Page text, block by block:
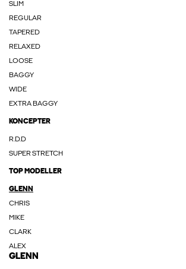
SLIM
REGULAR
TAPERED
RELAXED
LOOSE
BAGGY
WIDE
EXTRA BAGGY
KONCEPTER
R.D.D
SUPER STRETCH
TOP MODELLER
GLENN
CHRIS
MIKE
CLARK
ALEX
GLENN